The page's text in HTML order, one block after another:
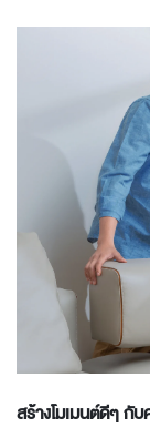
สร้างโมเมนต์ดีๆ กั